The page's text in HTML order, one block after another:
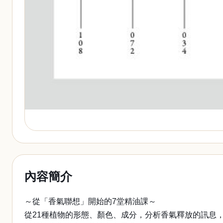
內容簡介
～從「香氣聯想」開始的7堂精油課～
從21種植物的形態、顏色、成分，分析香氣釋放的訊息，